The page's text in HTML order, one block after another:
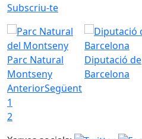
Subscriu-te
Parc Natural
Montseny
Diputació de
Barcelona
AnteriorSegüent
1
2